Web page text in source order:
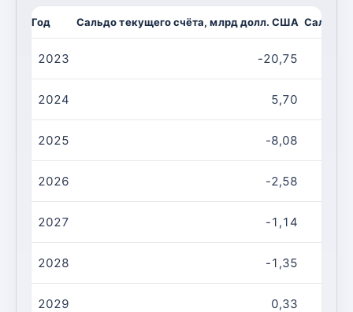
Год Сальдо текущего счёта, млрд долл. США Сальдо
2023 -20,75
2024 5,70
2025 -8,08
2026 -2,58
2027 -1,14
2028 -1,35
2029 0,33